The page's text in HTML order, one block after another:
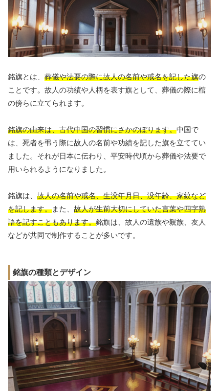
銘旗とは、 葬儀や法要の際に故人の名前や戒名を記した旗の
ことです。故人の功績や人柄を表す旗として、葬儀の際に棺
の傍らに立てられます。
銘旗の由来は、古代中国の習慣にさかのぼります。中国で
は、死者を弔う際に故人の名前や功績を記した旗を立ててい
ました。それが日本に伝わり、平安時代頃から葬儀や法要で
用いられるようになりました。
銘旗は、 故人の名前や戒名、生没年月日、没年齢、家紋など
を記します。また、 故人が生前大切にしていた言葉や四字熟
語を記すこともあります。銘旗は、故人の遺族や親族、友人
などが共同で制作することが多いです。
銘旗の種類とデザイン